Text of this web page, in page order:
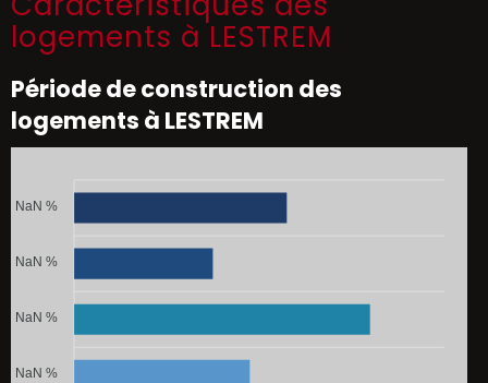
logements à LESTREM
Période de construction des
logements à LESTREM
NaN %
NaN %
NaN %
NaN %